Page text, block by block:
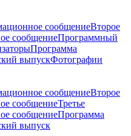
сообщениеВторое
сообщениеПрограммный
Программа
выпускФотографии
сообщениеВторое
сообщениеТретье
сообщениеПрограмма
выпуск